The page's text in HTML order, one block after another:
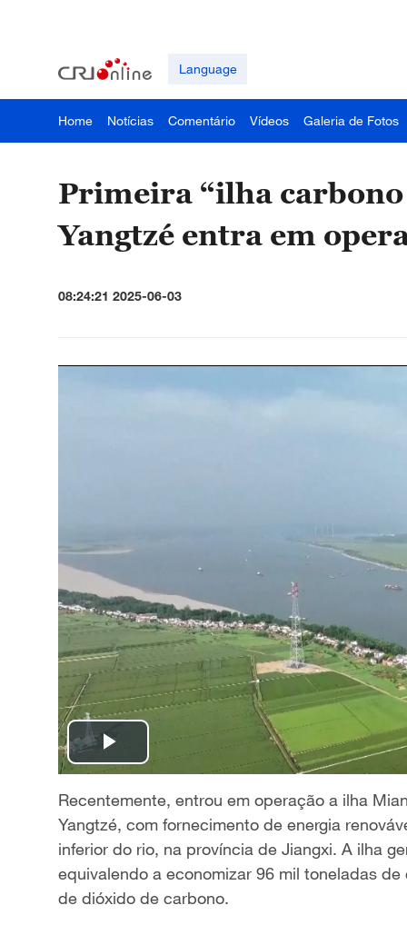
Language
Home Notícias Comentário Vídeos Galeria de Fotos
Primeira “ilha
Yangtzé entra em
08:24:21 2025-06-03
P
l
a
y
Recentemente, entrou em operação a ilha
Yangtzé, com fornecimento de energia
inferior do rio, na província de Jiangxi. A ilha
equivalendo a economizar 96 mil toneladas
de dióxido de carbono.